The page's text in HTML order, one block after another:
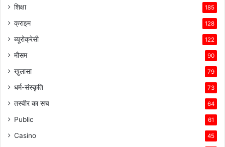
शिक्षा 185
क्राइम 128
ब्यूरोक्रेसी 122
मौसम 90
खुलासा 79
धर्म-संस्कृति 73
तस्वीर का सच 64
Public 61
Casino 45